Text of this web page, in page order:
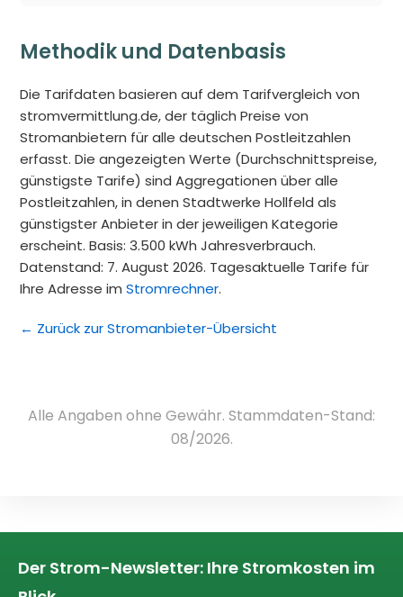
Methodik und Datenbasis
Die Tarifdaten basieren auf dem Tarifvergleich von
stromvermittlung.de, der täglich Preise von
Stromanbietern für alle deutschen Postleitzahlen
erfasst. Die angezeigten Werte (Durchschnittspreise,
günstigste Tarife) sind Aggregationen über alle
Postleitzahlen, in denen Stadtwerke Hollfeld als
günstigster Anbieter in der jeweiligen Kategorie
erscheint. Basis: 3.500 kWh Jahresverbrauch.
Datenstand: 7. August 2026. Tagesaktuelle Tarife für
Ihre Adresse imStromrechner.
← Zurück zur Stromanbieter-Übersicht
Alle Angaben ohne Gewähr. Stammdaten-Stand:
08/2026.
Der Strom-Newsletter: Ihre Stromkosten im